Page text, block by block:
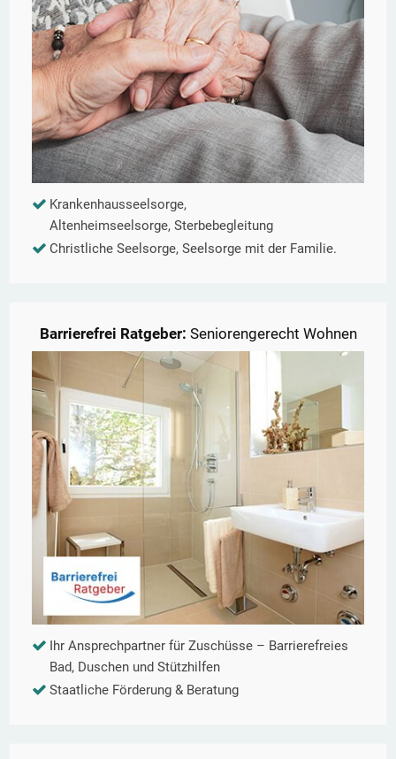
Krankenhausseelsorge,
Altenheimseelsorge, Sterbebegleitung
Christliche Seelsorge, Seelsorge mit der Familie.
Barrierefrei Ratgeber: Seniorengerecht Wohnen
Ihr Ansprechpartner für Zuschüsse – Barrierefreies
Bad, Duschen und Stützhilfen
Staatliche Förderung & Beratung